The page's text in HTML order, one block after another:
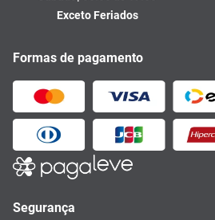
Exceto Feriados
Formas de pagamento
Segurança